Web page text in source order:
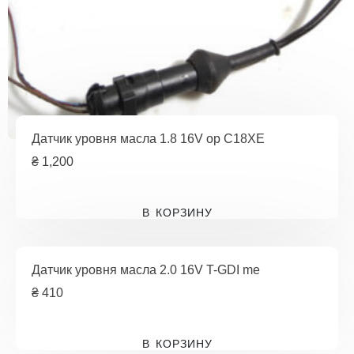
Датчик уровня масла 1.8 16V op C18XE
₴ 1,200
В КОРЗИНУ
Датчик уровня масла 2.0 16V T-GDI me
₴ 410
В КОРЗИНУ